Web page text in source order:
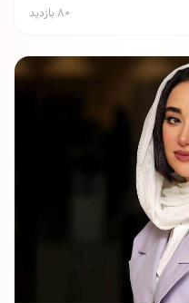
۸۰ بازدید